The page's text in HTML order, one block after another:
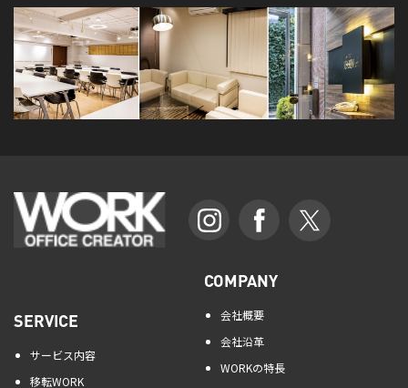
SERVICE
サービス内容
移転WORK
COMPANY
会社概要
会社沿革
WORKの特長